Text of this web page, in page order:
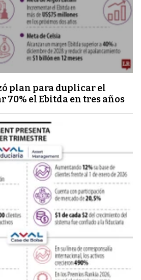
plan para duplicar el
70% el Ebitda en tres años